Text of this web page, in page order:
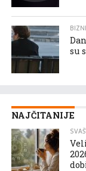
su
NAJČITANIJE